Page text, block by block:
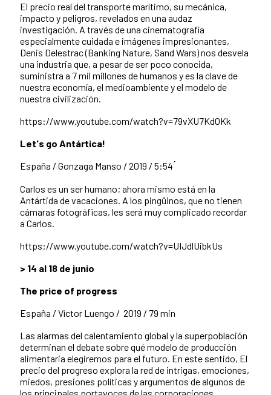
El precio real del transporte marítimo, su mecánica,
impacto y peligros, revelados en una audaz
investigación. A través de una cinematografía
especialmente cuidada e imágenes impresionantes,
Denis Delestrac (Banking Nature, Sand Wars) nos desvela
una industria que, a pesarde ser poco conocida,
suministra a 7 mil millones de humanos y es la clave de
nuestra economía, el medioambiente y el modelo de
nuestra civilización.
https://www.youtube.com/watch?v=79vXU7Kd0Kk
Let's go Antártica!
España / Gonzaga Manso / 2019 / 5:54 ́
Carlos es un ser humano; ahora mismo está en la
Antártida de vacaciones. A los pingüinos, que no tienen
cámaras fotográficas, les será muy complicado recordar
a Carlos.
https://www.youtube.com/watch?v=UIJdlUibkUs
> 14 al 18 de junio
The price of progress
España / Víctor Luengo / 2019 / 79 min
Las alarmas del calentamiento global y la superpoblación
determinan el debate sobre qué modelo de producción
alimentaria elegiremos para el futuro. En este sentido, El
precio del progreso explora la red de intrigas, emociones,
miedos, presiones políticas y argumentos de algunos de